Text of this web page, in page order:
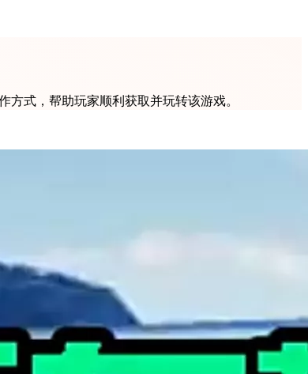
式，帮助玩家顺利获取并玩转该游戏。